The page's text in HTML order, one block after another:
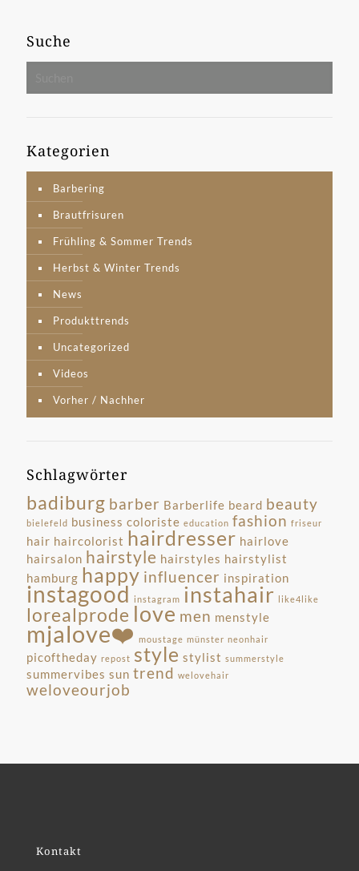
Suche
Kategorien
Barbering
Brautfrisuren
Frühling & Sommer Trends
Herbst & Winter Trends
News
Produkttrends
Uncategorized
Videos
Vorher / Nachher
Schlagwörter
badiburg barber Barberlife beard beauty
bielefeld business coloriste education fashion friseur
hair haircolorist hairdresser hairlove
hairsalon hairstyle hairstyles hairstylist
hamburg happy influencer inspiration
instagood instagram instahair like4like
lorealprode love men menstyle
mjalove❤️ moustage münster neonhair
picoftheday repost style stylist summerstyle
summervibes sun trend welovehair
weloveourjob
Kontakt